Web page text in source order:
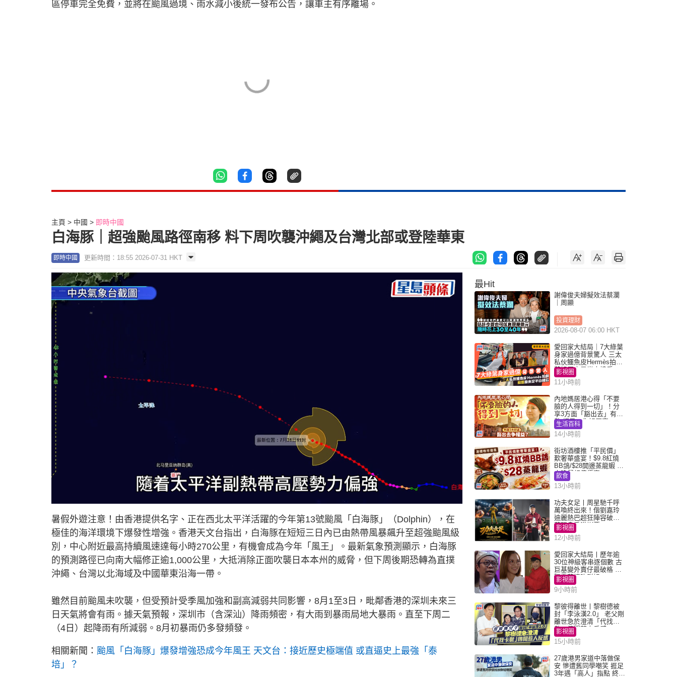
區停車完全免費，並將在颱風過境、雨水減小後統一發布公告，讓車主有序離場。
主頁 中國 即時中國
白海豚｜超強颱風路徑南移 料下周吹襲沖繩及台灣北部或登陸華東
即時中國 更新時間：18:55 2026-07-31 HKT
n
u
t
e
o
e
d
:
6
6
.
7
%
暑假外遊注意！由香港提供名字、正在西北太平洋活躍的今年第13號颱風「白海豚」（Dolphin），在
極佳的海洋環境下爆發性增強。香港天文台指出，白海豚在短短三日內已由熱帶風暴飆升至超強颱風級
別，中心附近最高持續風速達每小時270公里，有機會成為今年「風王」。最新氣象預測顯示，白海豚
的預測路徑已向南大幅修正逾1,000公里，大抵消除正面吹襲日本本州的威脅，但下周後期恐轉為直撲
沖繩、台灣以北海域及中國華東沿海一帶。
雖然目前颱風未吹襲，但受預計受季風加強和副高減弱共同影響，8月1至3日，毗鄰香港的深圳未來三
日天氣將會有雨。據天氣預報，深圳市（含深汕）降雨頻密，有大雨到暴雨局地大暴雨。直至下周二
（4日）起降雨有所減弱。8月初暴雨仍多發頻發。
相關新聞： 颱風「白海豚」爆發增強恐成今年風王 天文台：接近歷史極端值 或直逼史上最強「泰
培」？
最Hit
謝偉俊夫婦擬效法蔡瀾
｜周顯
投資理財
2026-08-07 06:00 HKT
愛回家大結局｜7大綠葉
身家過億背景驚人 三太
私伙鱷魚皮Hermès拍劇
蘇姐原來是半山樓后
影視圈
11小時前
內地媽居港心得「不要
臉的人得到一切」！分
享3方面「豁出去」有著
數 網民：你好厲害
生活百科
14小時前
街坊酒樓推「平民價」
歎奢華盛宴！$9.8紅燒
BB鴿/$28開邊蒸龍蝦 3
大晚餐超值優惠
飲食
13小時前
功夫女足丨周星馳千呼
萬喚終出來！偕劉嘉玲
迪麗熱巴超狂陣容破天
荒現身香港謝票
影視圈
12小時前
愛回家大結局丨歷年逾
30位神級客串逐個數 古
巨基變外賣仔最破格 歐
陽震華情陷群姐
影視圈
9小時前
黎彼得離世丨黎樹德被
封「李泳漢2.0」 老父剛
離世急於澄清「代找卡
數」傳聞惹人反感
影視圈
15小時前
27歲港男家道中落做保
安 慘遭舊同學嘲笑 捱足
3年遇「高人」指點 終辭